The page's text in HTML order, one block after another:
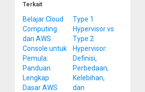
Terkait
Belajar Cloud
Computing
dan AWS
Console untuk
Pemula:
Panduan
Lengkap
Dasar AWS
Type 1
Hypervisor vs
Type 2
Hypervisor:
Definisi,
Perbedaan,
Kelebihan,
dan